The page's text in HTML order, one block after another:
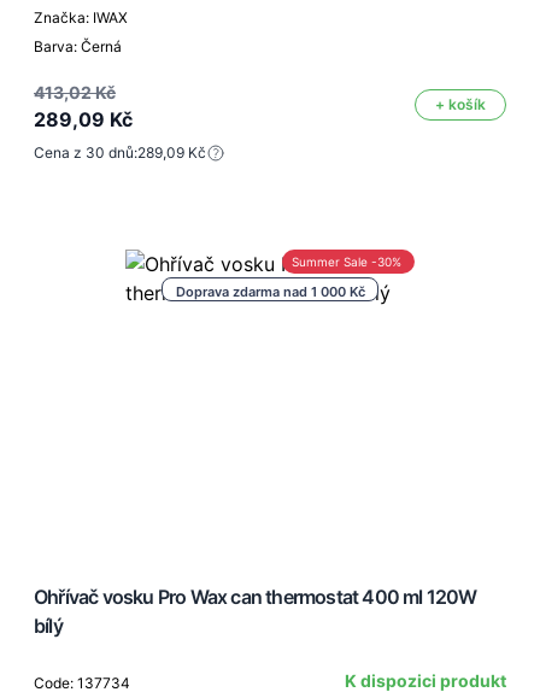
Značka: IWAX
Barva: Černá
413,02 Kč
289,09 Kč
+ košík
Cena z 30 dnů:289,09 Kč
Doprava zdarma nad 1 000 Kč
Summer Sale -30%
Ohřívač vosku Pro Wax can thermostat 400 ml 120W
bílý
Code: 137734 K dispozici produkt